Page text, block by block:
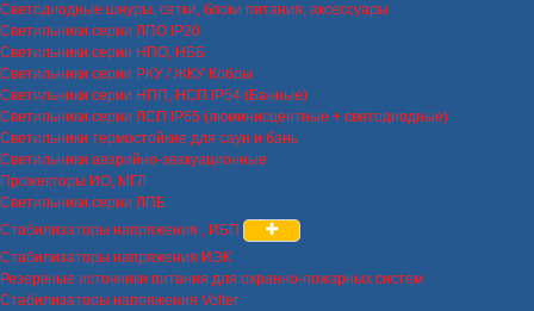
Светодиодные шнуры, сетки, блоки питания, аксессуары
Светильники серии ЛПО IP20
Светильники серии НПО, НББ
Светильники серии РКУ / ЖКУ Кобры
Светильники серии НПП, НСП IP54 (Банные)
Светильники серии ЛСП IP65 (люминисцентные + светодиодные)
Светильники термостойкие для саун и бань
Светильники аварийно-эвакуационные
Прожекторы ИО, МГЛ
Светильники серии ЛПБ
Стабилизаторы напряжения , ИБП
Стабилизаторы напряжения ИЭК
Резервные источники питания для охранно-пожарных систем
Стабилизаторы напряжения Volter